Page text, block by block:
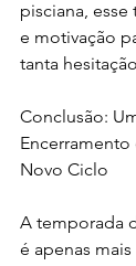
pisciana,
e motivação
tanta
Conclusão:
Encerramento
Novo Ciclo
A temporada
é apenas